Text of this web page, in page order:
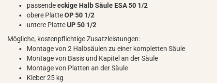
passendeeckige Halb Säule ESA 50 1/2
obere PlatteOP 50 1/2
untere PlatteUP 50 1/2
Mögliche, kostenpflichtige Zusatzleistungen:
Montage von 2 Halbsäulen zu einer kompletten Säule
Montage von Basis und Kapitel an der Säule
Montage von Platten an der Säule
Kleber 25 kg